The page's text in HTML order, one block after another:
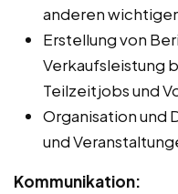
anderen
Erstellung von
Verkaufsleistung
Teilzeitjobs und
Organisation und
und
Kommunikation: